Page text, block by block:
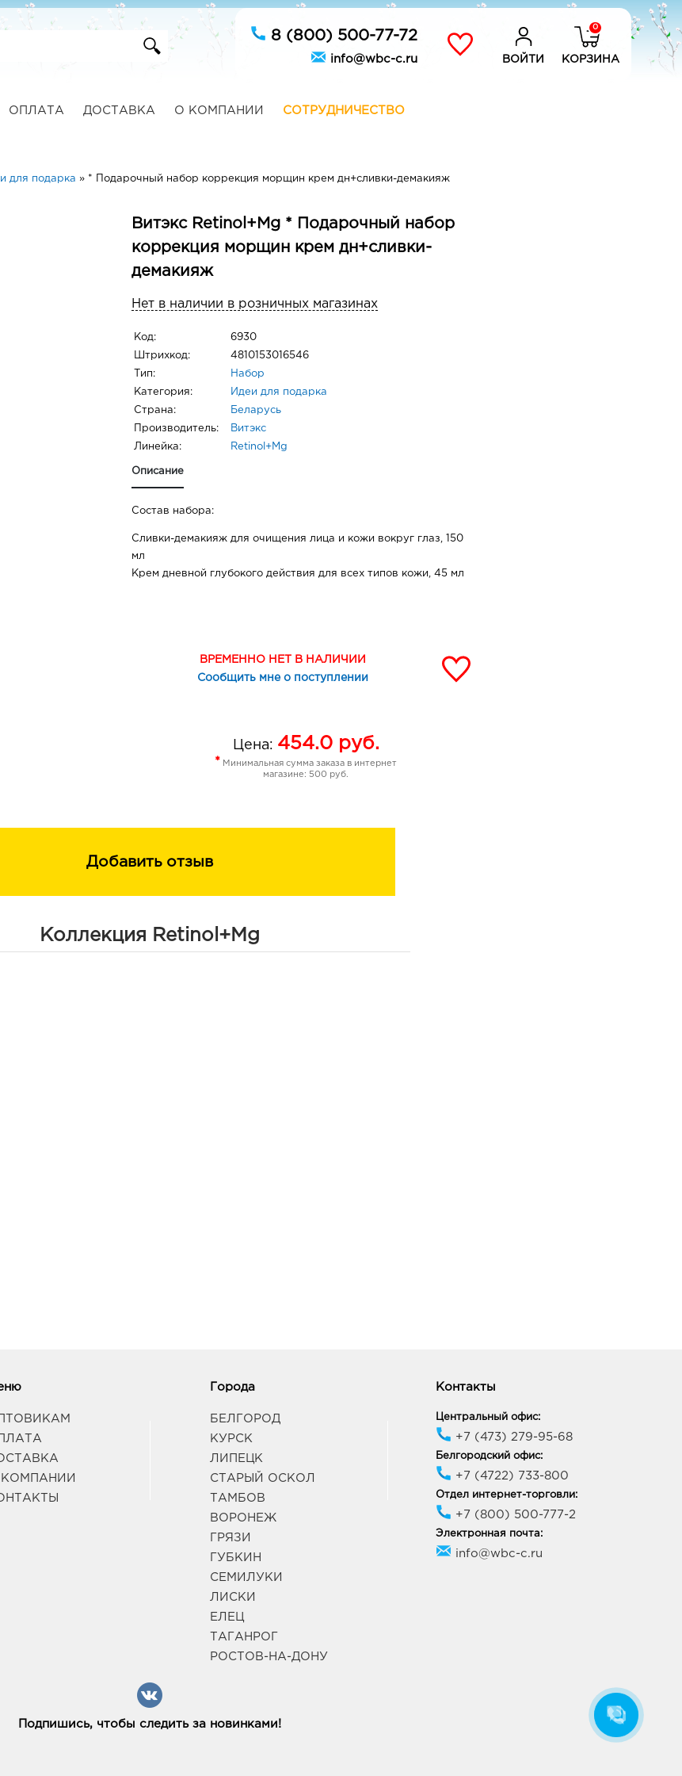
8 (800) 500-77-72
info@wbc-c.ru ВОЙТИ
0
КОРЗИНА
ОПЛАТА ДОСТАВКА О КОМПАНИИ СОТРУДНИЧЕСТВО
для подарка » * Подарочный набор коррекция морщин крем дн+сливки-демакияж
Витэкс Retinol+Mg * Подарочный набор
коррекция морщин крем дн+сливки-
демакияж
Нет в наличии в розничных магазинах
Код: 6930
Штрихкод: 4810153016546
Тип: Набор
Категория: Идеи для подарка
Страна: Беларусь
Производитель: Витэкс
Линейка: Retinol+Mg
Описание
Состав набора:
Сливки-демакияж для очищения лица и кожи вокруг глаз, 150
мл
Крем дневной глубокого действия для всех типов кожи, 45 мл
ВРЕМЕННО НЕТ В НАЛИЧИИ
Сообщить мне о поступлении
Цена: 454.0руб.
* Минимальная сумма заказа в интернет
магазине: 500 руб.
Добавить отзыв
Коллекция Retinol+Mg
Города
БЕЛГОРОД
КУРСК
ЛИПЕЦК
СТАРЫЙ ОСКОЛ
ТАМБОВ
ВОРОНЕЖ
ГРЯЗИ
ГУБКИН
СЕМИЛУКИ
ЛИСКИ
ЕЛЕЦ
ТАГАНРОГ
РОСТОВ-НА-ДОНУ
Контакты
Центральный офис:
+7 (473) 279-95-68
Белгородский офис:
+7 (4722) 733-800
Отдел интернет-торговли:
+7 (800) 500-777-2
Электронная почта:
info@wbc-c.ru
Подпишись, чтобы следить за новинками!